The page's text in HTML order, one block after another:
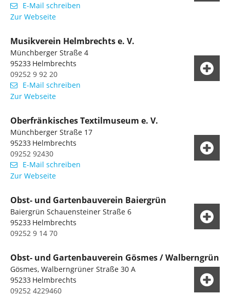
E-Mail schreiben
Zur Webseite
Musikverein Helmbrechts e. V.
Münchberger Straße 4
95233 Helmbrechts
09252 9 92 20
E-Mail schreiben
Zur Webseite
Oberfränkisches Textilmuseum e. V.
Münchberger Straße 17
95233 Helmbrechts
09252 92430
E-Mail schreiben
Zur Webseite
Obst- und Gartenbauverein Baiergrün
Baiergrün Schauensteiner Straße 6
95233 Helmbrechts
09252 9 14 70
Obst- und Gartenbauverein Gösmes / Walberngrün
Gösmes, Walberngrüner Straße 30 A
95233 Helmbrechts
09252 4229460